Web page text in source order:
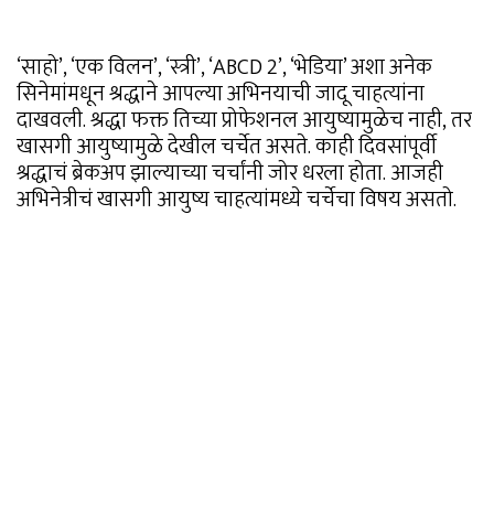
‘साहो’, ‘एक विलन’, ‘स्त्री’, ‘ABCD 2’, ‘भेडिया’ अशा अनेक
सिनेमांमधून श्रद्धाने आपल्या अभिनयाची जादू चाहत्यांना
दाखवली. श्रद्धा फक्त तिच्या प्रोफेशनल आयुष्यामुळेच नाही, तर
खासगी आयुष्यामुळे देखील चर्चेत असते. काही दिवसांपूर्वी
श्रद्धाचं ब्रेकअप झाल्याच्या चर्चांनी जोर धरला होता. आजही
अभिनेत्रीचं खासगी आयुष्य चाहत्यांमध्ये चर्चेचा विषय असतो.